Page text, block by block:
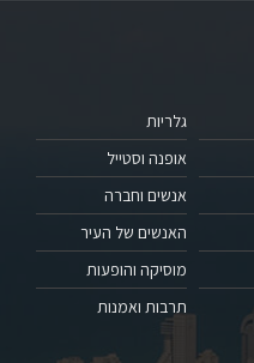
גלריות
אופנה וסטייל
אנשים וחברה
האנשים של העיר
מוסיקה והופעות
תרבות ואמנות